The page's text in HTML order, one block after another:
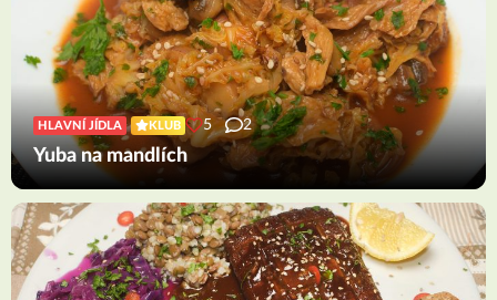
HLAVNÍ JÍDLA KLUB 5 2
Yuba na mandlích